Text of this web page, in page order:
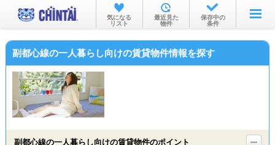
お部屋を探す
沿線・駅から
物件特集から
気になる
リスト
最近見た
物件
保存中の
条件
副都心線の一人暮らし向けの賃貸物件情報を探す
副都心線の一人暮らし向けの賃貸物件のポイント